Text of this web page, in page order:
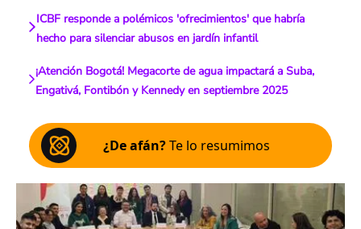
ICBF responde a polémicos 'ofrecimientos' que habría
hecho para silenciar abusos en jardín infantil
¡Atención Bogotá! Megacorte de agua impactará a Suba,
Engativá, Fontibón y Kennedy en septiembre 2025
¿De afán?Te lo resumimos